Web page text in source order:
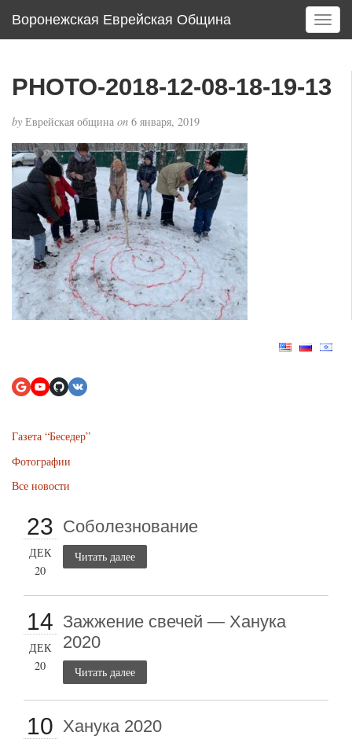
Воронежская Еврейская Община
T
o
l
PHOTO-2018-12-08-18-19-13
by Еврейская община on 6 января, 2019
Газета “Беседер”
Фотографии
Все новости
23
ДЕК
20
Соболезнование
Читать далее
14
ДЕК
20
Зажжение свечей — Ханука
2020
Читать далее
10 Ханука 2020